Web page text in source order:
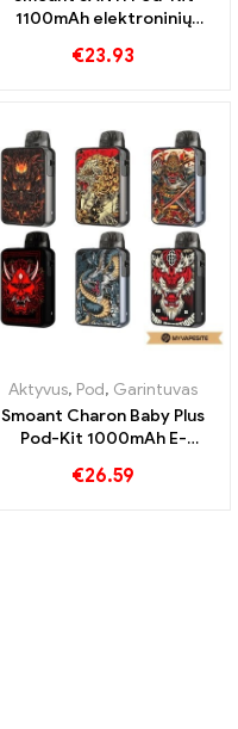
1100mAh elektroninių
prekyba pagal užsakymą
€23.93
Aktyvus, Pod, Garintuvas
Smoant Charon Baby Plus
Pod-Kit 1000mAh E-
Custom
€26.59